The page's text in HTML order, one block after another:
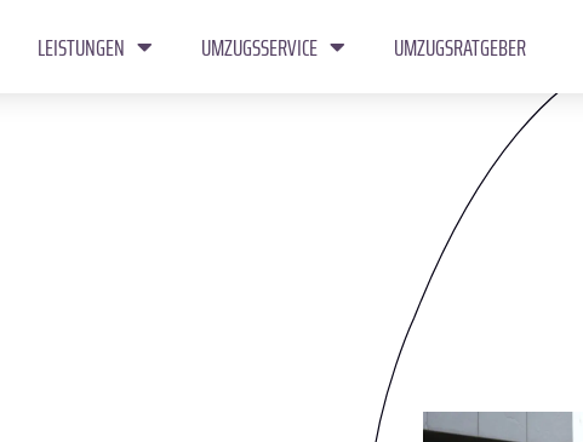
LEISTUNGEN UMZUGSSERVICE UMZUGSRATGEBER